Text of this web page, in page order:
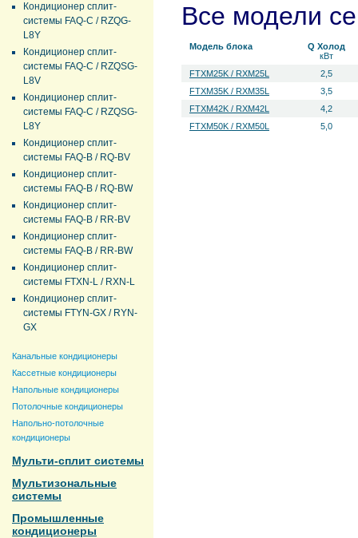
Кондиционер сплит-
системы FAQ-C / RZQG-
L8Y
Кондиционер сплит-
системы FAQ-C / RZQSG-
L8V
Кондиционер сплит-
системы FAQ-C / RZQSG-
L8Y
Кондиционер сплит-
системы FAQ-B / RQ-BV
Кондиционер сплит-
системы FAQ-B / RQ-BW
Кондиционер сплит-
системы FAQ-B / RR-BV
Кондиционер сплит-
системы FAQ-B / RR-BW
Кондиционер сплит-
системы FTXN-L / RXN-L
Кондиционер сплит-
системы FTYN-GX / RYN-
GX
Канальные кондиционеры
Кассетные кондиционеры
Напольные кондиционеры
Потолочные кондиционеры
Напольно-потолочные
кондиционеры
Мульти-сплит системы
Мультизональные
системы
Промышленные
кондиционеры
Все модели
Модель блока
Q Холод
кВт
FTXM25K / RXM25L
2,5
FTXM35K / RXM35L
3,5
FTXM42K / RXM42L
4,2
FTXM50K / RXM50L
5,0